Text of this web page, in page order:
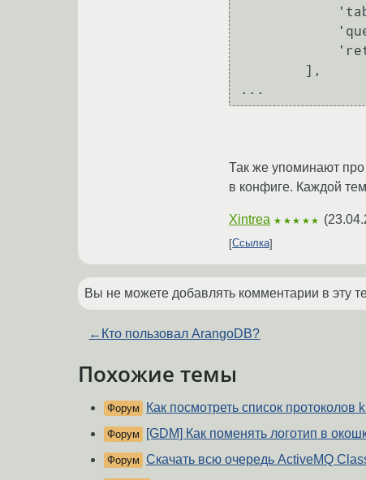
Так же упоминают про
в конфиге. Каждой
Xintrea ★★★★★ (
Ссылка
Вы не можете добавлять комментарии в эту
← Кто пользовал ArangoDB?
Похожие темы
Форум Как посмотреть список протоколов
Форум [GDM] Как поменять логотип в
Форум Скачать всю очередь ActiveMQ